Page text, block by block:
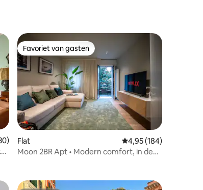
beoordeling van 4,95 op 5, 130 recensies
Favoriet van gasten
Favoriet van gasten
Flat Gemiddelde
4,95 (184)
Moon 2BR Apt • Modern comfort, in de